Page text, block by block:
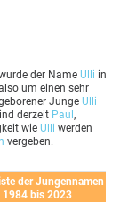
der Name Ulli in
um einen sehr
Junge Ulli
derzeit Paul,
wie Ulli werden
vergeben.
der Jungennamen
1984 bis 2023